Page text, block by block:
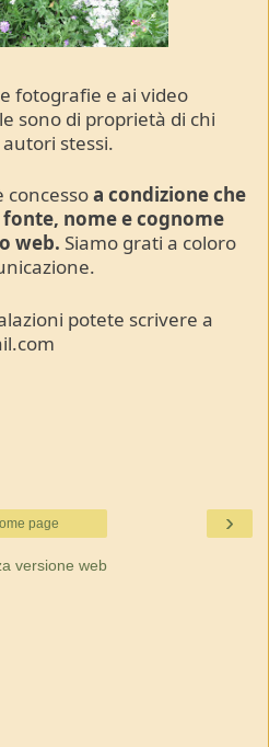
fotografie e ai video
sono di proprietà di chi
stessi.
concessoa condizione che
nome e cognome
web. Siamo grati a coloro
potete scrivere a
›
page
versione web